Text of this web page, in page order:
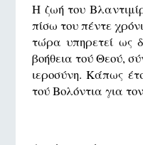
Η ζωή του
πίσω του πέντε
τώρα υπηρετεί ως
βοήθεια τού Θεού,
ιεροσύνη. Κάπως
τού Βολόντια για